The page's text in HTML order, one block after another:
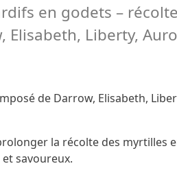
en godets –
Elisabeth, Liberty,
de Darrow, Elisabeth,
la récolte des myrtilles
savoureux.